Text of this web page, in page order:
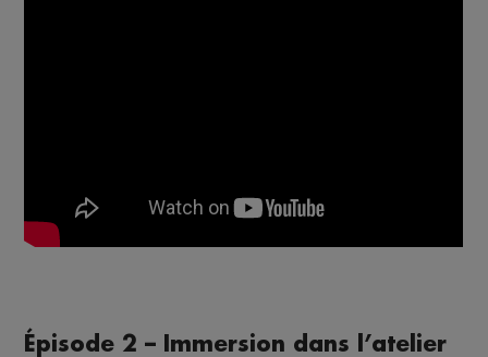
Épisode 2 – Immersion dans l’atelier